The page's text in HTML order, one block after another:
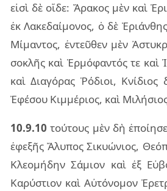
εἰσὶ δὲ οἵδε: Ἄρα­κος μὲν καὶ
ἐκ Λακε­δαί­μο­νος, ὁ δὲ
Μίμαν­τος, ἐν­τεῦ­θεν μὲν
σο­κλῆς καὶ Ἑρμό­φαν­τός τε καὶ
καὶ Δια­γό­ρας Ῥόδιοι,
Ἐφέ­σου Κιμ­μέ­ριος, καὶ
10.9.10 τού­τους μὲν δὴ
ἐφε­ξῆς Ἄλυ­πος Σικυώ­νιος,
Κλε­ο­μή­δην Σάμιον καὶ ἐξ
Καρύ­στιον καὶ Αὐτό­νο­μον